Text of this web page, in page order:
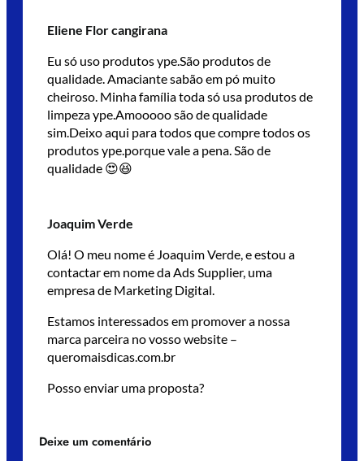
Eliene Flor cangirana
Eu só uso produtos ype.São produtos de
qualidade. Amaciante sabão em pó muito
cheiroso. Minha família toda só usa produtos de
limpeza ype.Amooooo são de qualidade
sim.Deixo aqui para todos que compre todos os
produtos ype.porque vale a pena. São de
qualidade 😍😆
Joaquim Verde
Olá! O meu nome é Joaquim Verde, e estou a
contactar em nome da Ads Supplier, uma
empresa de Marketing Digital.
Estamos interessados em promover a nossa
marca parceira no vosso website –
queromaisdicas.com.br
Posso enviar uma proposta?
Deixe um comentário